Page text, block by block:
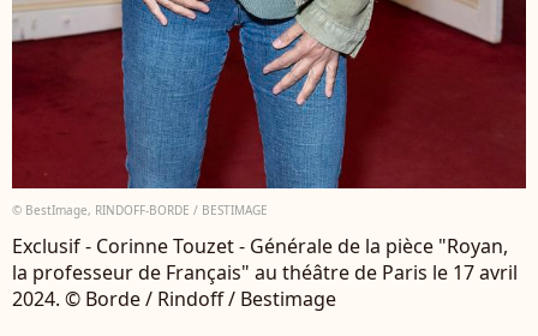
© BestImage, RINDOFF-BORDE / BESTIMAGE
Exclusif - Corinne Touzet - Générale de la pièce "Royan,
la professeur de Français" au théâtre de Paris le 17 avril
2024. © Borde / Rindoff / Bestimage